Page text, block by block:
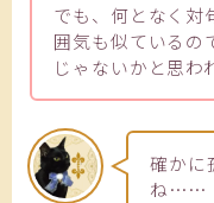
でも、何となく対
囲気も似ているの
じゃないかと思わ
確かに
ね……